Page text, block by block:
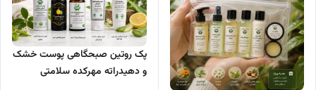
پک روتین صبحگاهی پوست خشک
و دهیدراته مهرکده سلامتی